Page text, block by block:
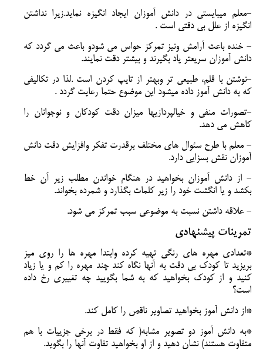
-معلم میبایستی در دانش آموزان ایجاد انگیزه نماید.زیرا نداشتن
انگیزه از علل بی دقتی است .
- خنده باعث آرامش ونیز تمرکز حواس می شودو باعث می گردد که
دانش آموزان سریعتر یاد بگیرند و بیشتر دقت نمایند.
-نوشتن با قلم، طبیعی تر وبهتر از تایپ کردن است .لذا در تکالیفی
که به دانش آموز داده میشود این موضوع حتما رعایت گردد .
-تصورات منفی و خیالپردازیها میزان دقت کودکان و نوجوانان را
کاهش می دهد.
- معلم با طرح سئوال های مختلف برقدرت تفکر وافزایش دقت دانش
آموزان نقش بسزایی دارد.
- از دانش آموزان بخواهید در هنگام خواندن مطلب زیر آن خط
بکشد و یا انگشت خود را زیر کلمات بگذارد و شمرده بخواند.
- علاقه داشتن نسبت به موضوعی سبب تمرکز می شود.
تمرینات پیشنهادی
*تعدادی مهره های رنگی تهیه کرده وابتدا مهره ها را روی میز
بریزید تا کودک بی دقت به آنها نگاه کند چند مهره را کم و یا زیاد
کنید و از کودک بخواهید که به شما بگویید چه تغییری رخ داده
است؟
*از دانش آموز بخواهید تصاویر ناقص را کامل کند.
*به دانش آموز دو تصویر مشابه( که فقط در برخی جزییات با هم
متفاوت هستند) نشان دهید و از او بخواهید تفاوت آنها را بگوید.